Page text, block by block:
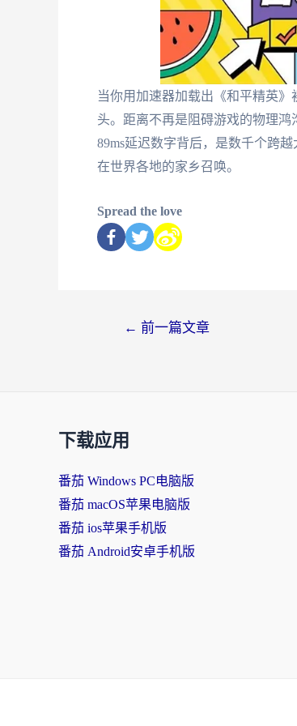
当你用加速器加载出《和平精英
头。距离不再是阻碍游戏的物理
89ms延迟数字背后，是数千个跨
在世界各地的家乡召唤。
Spread the love
← 前一篇文章
下载应用
番茄 Windows PC电脑版
番茄 macOS苹果电脑版
番茄 ios苹果手机版
番茄 Android安卓手机版